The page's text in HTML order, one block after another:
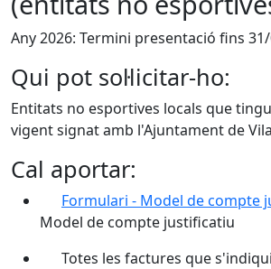
Any 2026: Termini presentació fins
Qui pot sol·licitar-ho:
Entitats no esportives locals que
vigent signat amb l'Ajuntament de
Cal aportar:
Formulari - Model de compte
Model de compte justificatiu
Totes les factures que